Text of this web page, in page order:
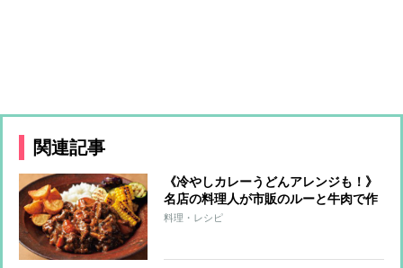
関連記事
《冷やしカレーうどんアレンジも！》
名店の料理人が市販のルーと牛肉で作
る「フレンチ仕立ての濃厚カレー」レ
料理・レシピ